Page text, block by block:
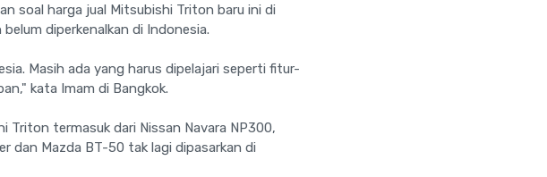
soal harga jual Mitsubishi Triton baru ini di
diperkenalkan di Indonesia.
Masih ada yang harus dipelajari seperti fitur-
kata Imam di Bangkok.
Triton termasuk dari Nissan Navara NP300,
dan Mazda BT-50 tak lagi dipasarkan di